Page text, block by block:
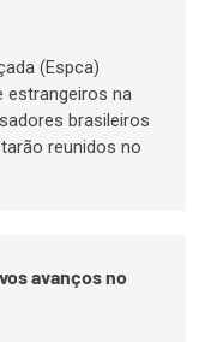
(Espca)
estrangeiros na
brasileiros
reunidos no
avanços no